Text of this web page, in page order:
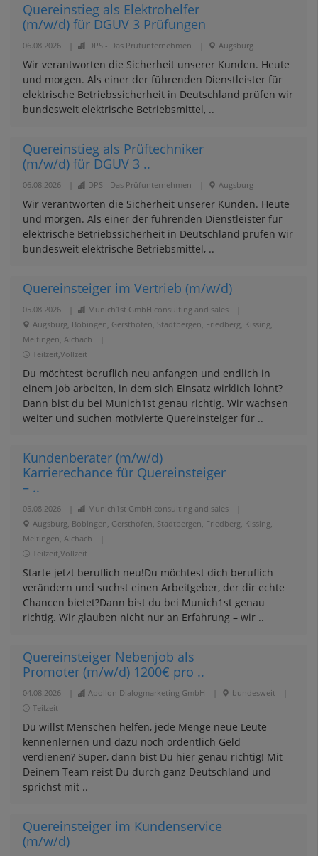
Quereinstieg als Elektrohelfer
(m/w/d) für DGUV 3 Prüfungen
06.08.2026 DPS - Das Prüfunternehmen Augsburg
Wir verantworten die Sicherheit unserer Kunden. Heute
und morgen. Als einer der führenden Dienstleister für
elektrische Betriebssicherheit in Deutschland prüfen wir
bundesweit elektrische Betriebsmittel, ..
Quereinstieg als Prüftechniker
(m/w/d) für DGUV 3 ..
06.08.2026 DPS - Das Prüfunternehmen Augsburg
Wir verantworten die Sicherheit unserer Kunden. Heute
und morgen. Als einer der führenden Dienstleister für
elektrische Betriebssicherheit in Deutschland prüfen wir
bundesweit elektrische Betriebsmittel, ..
Quereinsteiger im Vertrieb (m/w/d)
05.08.2026 Munich1st GmbH consulting and sales
Augsburg, Bobingen, Gersthofen, Stadtbergen, Friedberg, Kissing,
Meitingen, Aichach
Teilzeit,Vollzeit
Du möchtest beruflich neu anfangen und endlich in
einem Job arbeiten, in dem sich Einsatz wirklich lohnt?
Dann bist du bei Munich1st genau richtig. Wir wachsen
weiter und suchen motivierte Quereinsteiger für ..
Kundenberater (m/w/d)
Karrierechance für Quereinsteiger
– ..
05.08.2026 Munich1st GmbH consulting and sales
Augsburg, Bobingen, Gersthofen, Stadtbergen, Friedberg, Kissing,
Meitingen, Aichach
Teilzeit,Vollzeit
Starte jetzt beruflich neu!Du möchtest dich beruflich
verändern und suchst einen Arbeitgeber, der dir echte
Chancen bietet?Dann bist du bei Munich1st genau
richtig. Wir glauben nicht nur an Erfahrung – wir ..
Quereinsteiger Nebenjob als
Promoter (m/w/d) 1200€ pro ..
04.08.2026 Apollon Dialogmarketing GmbH bundesweit
Teilzeit
Du willst Menschen helfen, jede Menge neue Leute
kennenlernen und dazu noch ordentlich Geld
verdienen? Super, dann bist Du hier genau richtig! Mit
Deinem Team reist Du durch ganz Deutschland und
sprichst mit ..
Quereinsteiger im Kundenservice
(m/w/d)